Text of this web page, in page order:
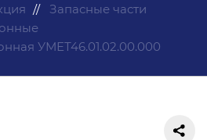
Запасные части
УМЕТ46.01.02.00.000